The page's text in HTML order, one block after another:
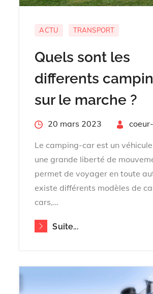
ACTU TRANSPORT
Quels sont les
differents
sur le marche ?
Posted20 mars 2023
Le camping-car est un
une grande liberté de
permet de voyager en toute
existe différents modèles de
cars,…
Suite...